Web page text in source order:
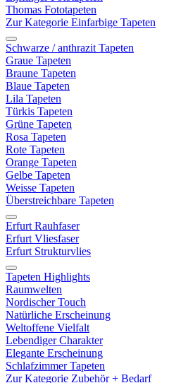
Thomas Fototapeten
Zur Kategorie Einfarbige Tapeten
Schwarze / anthrazit Tapeten
Graue Tapeten
Braune Tapeten
Blaue Tapeten
Lila Tapeten
Türkis Tapeten
Grüne Tapeten
Rosa Tapeten
Rote Tapeten
Orange Tapeten
Gelbe Tapeten
Weisse Tapeten
Überstreichbare Tapeten
Erfurt Rauhfaser
Erfurt Vliesfaser
Erfurt Strukturvlies
Tapeten Highlights
Raumwelten
Nordischer Touch
Natürliche Erscheinung
Weltoffene Vielfalt
Lebendiger Charakter
Elegante Erscheinung
Schlafzimmer Tapeten
Zur Kategorie Zubehör + Bedarf